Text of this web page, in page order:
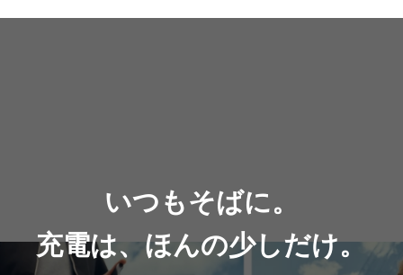
いつもそばに。
充電は、ほんの少しだけ。